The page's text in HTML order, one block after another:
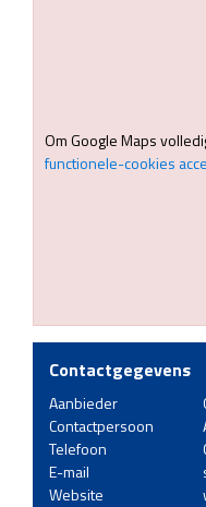
Om Google Maps
functionele-cookies
Contactgegevens
Aanbieder
Contactpersoon
Telefoon
E-mail
Website